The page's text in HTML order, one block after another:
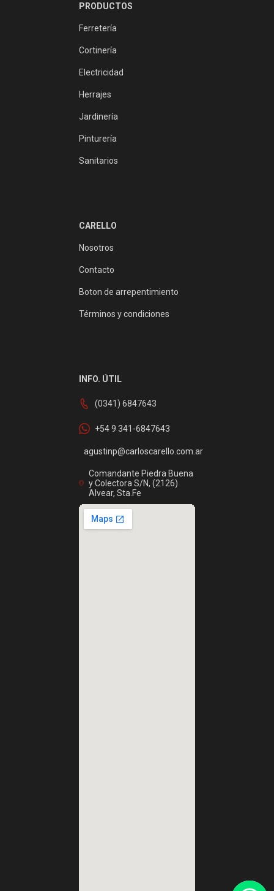
PRODUCTOS
Ferretería
Cortinería
Electricidad
Herrajes
Jardinería
Pinturería
Sanitarios
CARELLO
Nosotros
Contacto
Boton de arrepentimiento
Términos y condiciones
INFO. ÚTIL
(0341) 6847643
+54 9 341-6847643
agustinp@carloscarello.com.ar
Comandante Piedra Buena
y Colectora S/N, (2126)
Alvear, Sta.Fe